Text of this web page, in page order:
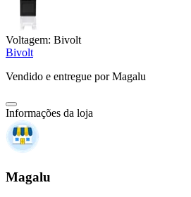
Voltagem: Bivolt
Bivolt
Vendido e entregue por Magalu
Informações da loja
Magalu